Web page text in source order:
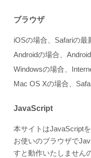
ブラウザ
iOSの場合、Safariの最
Androidの場合、
Windowsの場合、
Mac OS Xの場合、
JavaScript
本サイトはJavaScript
お使いのブラウザで
すと動作いたしません